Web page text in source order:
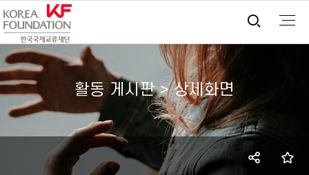
통합
활동 게시판 > 상세화면
SNS